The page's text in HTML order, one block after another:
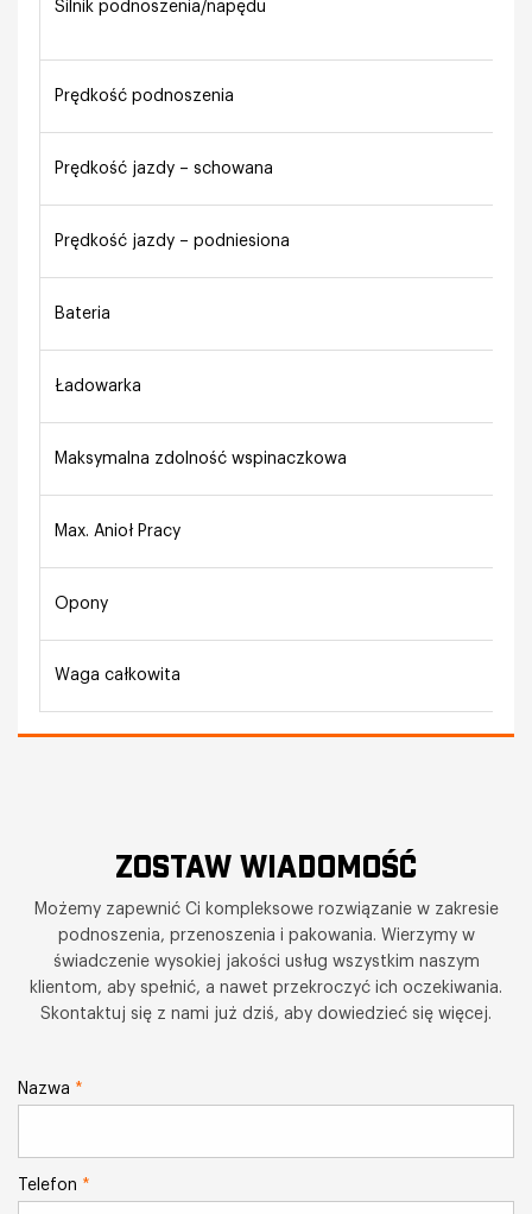
Silnik podnoszenia/napędu
Prędkość podnoszenia
Prędkość jazdy – schowana
Prędkość jazdy – podniesiona
Bateria
Ładowarka
Maksymalna zdolność wspinaczkowa
Max. Anioł Pracy
Opony
Waga całkowita
ZOSTAW WIADOMOŚĆ
Możemy zapewnić Ci kompleksowe rozwiązanie w zakresie
podnoszenia, przenoszenia i pakowania. Wierzymy w
świadczenie wysokiej jakości usług wszystkim naszym
klientom, aby spełnić, a nawet przekroczyć ich oczekiwania.
Skontaktuj się z nami już dziś, aby dowiedzieć się więcej.
Nazwa *
Telefon *